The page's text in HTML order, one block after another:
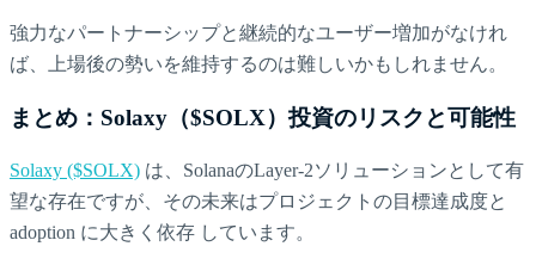
強力なパートナーシップと継続的なユーザー増加がなけれ
ば、上場後の勢いを維持するのは難しいかもしれません。
まとめ：Solaxy（$SOLX）投資のリスクと可能性
Solaxy ($SOLX) は、SolanaのLayer-2ソリューションとして有
望な存在ですが、その未来はプロジェクトの目標達成度と
adoption に大きく依存 しています。